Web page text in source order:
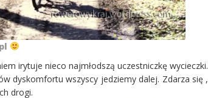
irytuje nieco najmłodszą uczestniczkę wycieczki.
dyskomfortu wszyscy jedziemy dalej. Zdarza się ,
drogi.